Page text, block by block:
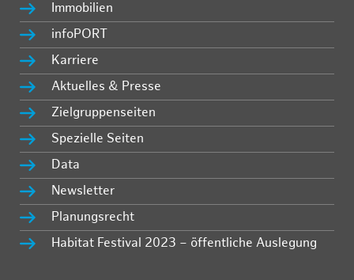
Immobilien
infoPORT
Karriere
Aktuelles & Presse
Zielgruppenseiten
Spezielle Seiten
Data
Newsletter
Planungsrecht
Habitat Festival 2023 – öffentliche Auslegung